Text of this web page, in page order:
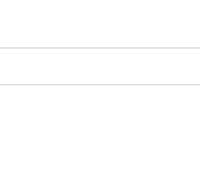
besoins